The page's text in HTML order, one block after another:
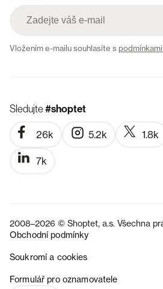
Vložením e-mailu souhlasíte s
Sledujte#shoptet
26k 5.2k 1.8k
7k
2008–2026 © Shoptet, a.s. Všechna
Obchodní podmínky
Soukromí a cookies
Formulář pro oznamovatele